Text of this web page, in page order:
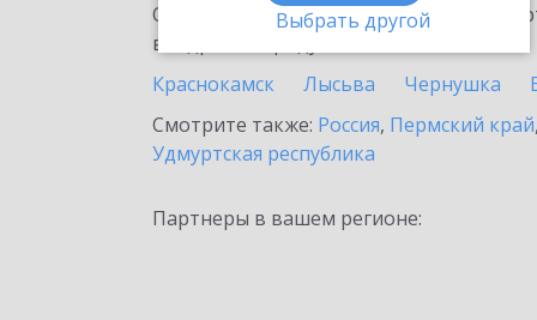
Выбрать другой
Ознакомьтесь с информационными
внедрение продукта.
Краснокамск
Лысьва Чернушка
Смотрите также: Россия, Пермский край,
Удмуртская республика
Партнеры в вашем регионе: